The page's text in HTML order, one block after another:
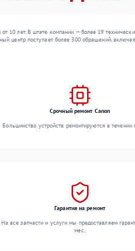
10 лет. В штате компании — более 19
центр поступает более 300 обращений,
Срочный ремонт Canon
Большинство устройств ремонтируются в течении
Гарантия на ремонт
На все запчасти и услуги мы предоставляем
мес.